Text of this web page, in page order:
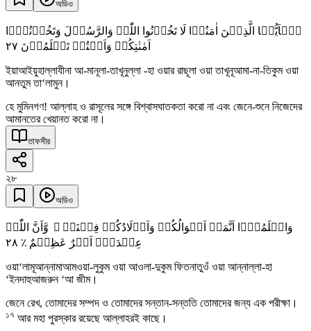
অডিও
یٰۤاَیُّہَا الَّذِیۡنَ اٰمَنُوۡا لَا تَخُوۡنُوا اللّٰہَ وَالرَّسُوۡلَ وَتَخُوۡنُوۡۤا
اَمٰنٰتِکُمۡ وَاَنۡتُمۡ تَعۡلَمُوۡنَ ٢٧
ইয়াআইয়ুহাল্লাযীনা আ-মানূলা-তাখূনুল্লা -হা ওয়ার রাছূলা ওয়া তাখূনূআমা-না-তিকুম ওয়া
আনতুম তা‘লামুন।
হে মুমিনগণ! আল্লাহ ও রাসূলের সঙ্গে বিশ্বাসঘাতকতা করো না এবং জেনে-শুনে নিজেদের
আমানতের খেয়ানত করো না।
তাফসীর
২৮
অডিও
وَاعۡلَمُوۡۤا اَنَّمَاۤ اَمۡوَالُکُمۡ وَاَوۡلَادُکُمۡ فِتۡنَۃٌ ۙ وَّاَنَّ اللّٰہَ
عِنۡدَہٗۤ اَجۡرٌ عَظِیۡمٌ ٪ ٢٨
ওয়া‘লামূআন্নামাআমওয়া-লুকুম ওয়া আওলা-দুকুম ফিতনাতুওঁ ওয়া আন্নাল্লা-হা
‘ইনদাহুআজরুন ‘আ জীম।
জেনে রেখ, তোমাদের সম্পদ ও তোমাদের সন্তান-সন্ততি তোমাদের জন্য এক পরীক্ষা।
১৭ আর মহা পুরস্কার রয়েছে আল্লাহরই কাছে।